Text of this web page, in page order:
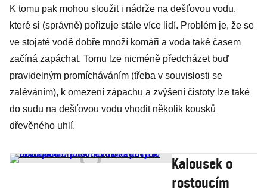
K tomu pak mohou sloužit i nádrže na dešťovou vodu,
které si (správně) pořizuje stále více lidí. Problém je, že se
ve stojaté vodě dobře množí komáři a voda také časem
začíná zapáchat. Tomu lze nicméně předcházet buď
pravidelným promícháváním (třeba v souvislosti se
zaléváním), k omezení zápachu a zvýšení čistoty lze také
do sudu na dešťovou vodu vhodit několik kousků
dřevěného uhlí.
Kalousek o
rostoucím